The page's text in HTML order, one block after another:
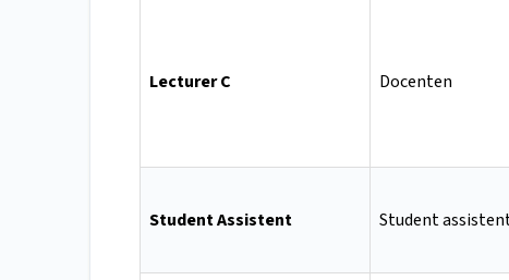
Lecturer C Docenten
Student Assistent Student